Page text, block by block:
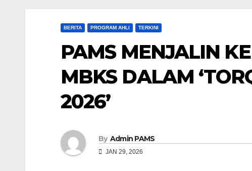
BERITA PROGRAM AHLI TERKINI
PAMS MENJALIN
MBKS DALAM
2026’
By Admin PAMS
JAN 29, 2026